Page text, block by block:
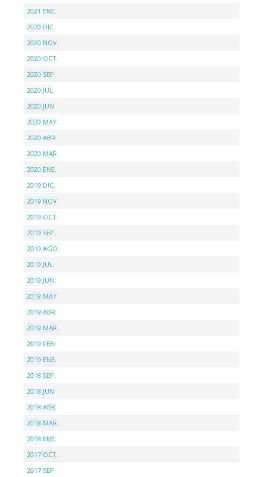
2021 ENE.
2020 DIC.
2020 NOV.
2020 OCT.
2020 SEP.
2020 JUL.
2020 JUN.
2020 MAY.
2020 ABR.
2020 MAR.
2020 ENE.
2019 DIC.
2019 NOV.
2019 OCT.
2019 SEP.
2019 AGO.
2019 JUL.
2019 JUN.
2019 MAY.
2019 ABR.
2019 MAR.
2019 FEB.
2019 ENE.
2018 SEP.
2018 JUN.
2018 ABR.
2018 MAR.
2018 ENE.
2017 OCT.
2017 SEP.